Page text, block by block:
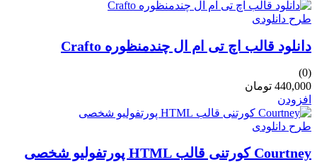
طرح دانلودی
دانلود قالب اچ تی ام ال چندمنظوره Crafto
(0)
440,000 تومان
افزودن
طرح دانلودی
Courtney کورتنی قالب HTML پورتفولیو شخصی